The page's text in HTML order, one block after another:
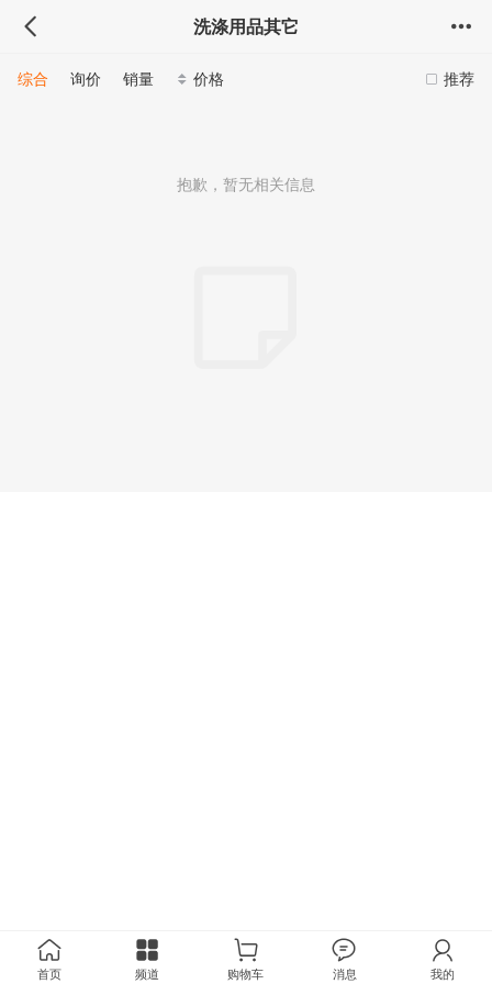
洗涤用品其它
推荐
综合 询价 销量 价格
抱歉，暂无相关信息
首页 频道 购物车 消息 我的